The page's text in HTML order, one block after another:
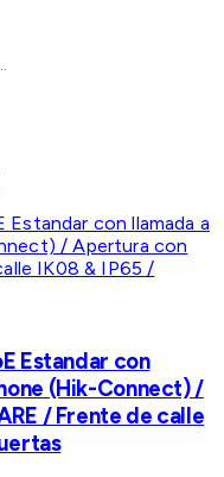
Estandar con
(Hik-Connect) /
/ Frente de calle